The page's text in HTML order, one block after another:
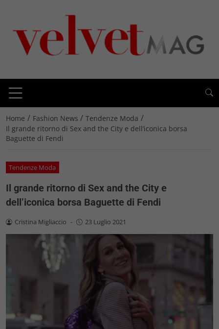
Home / Fashion News / Tendenze Moda /
Il grande ritorno di Sex and the City e dell’iconica borsa
Baguette di Fendi
Tendenze Moda
Il grande ritorno di Sex and the City e
dell’iconica borsa Baguette di Fendi
Cristina Migliaccio - 23 Luglio 2021